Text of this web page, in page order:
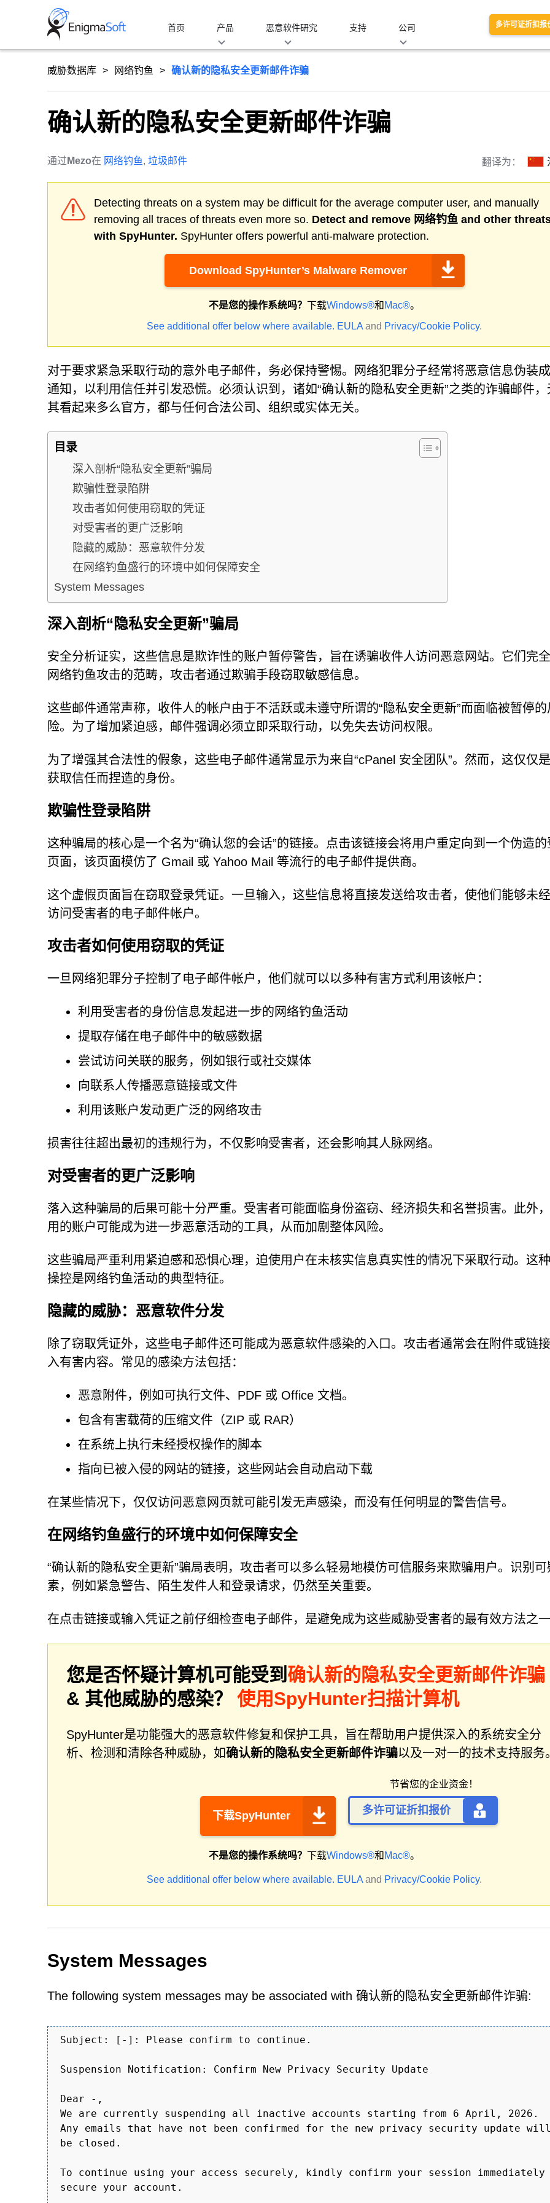
首页 产品 恶意软件研究 支持 公司 多许可证折扣报
威胁数据库 网络钓鱼 确认新的隐私安全更新邮件诈骗
确认新的隐私安全更新邮件诈骗
通过 Mezo在 网络钓鱼, 垃圾邮件 翻译为：
Detecting threats on a system may be difficult for the average computer user, and manually
removing all traces of threats even more so. Detect and remove 网络钓鱼 and other
with SpyHunter. SpyHunter offers powerful anti-malware protection.
Download SpyHunter’s Malware Remover
不是您的操作系统吗？ 下载Windows®和 Mac®。
See additional offer below where available. EULA and Privacy/Cookie Policy.
对于要求紧急采取行动的意外电子邮件，务必保持警惕。网络犯罪分子经常将恶意信息伪装
通知，以利用信任并引发恐慌。必须认识到，诸如“确认新的隐私安全更新”之类的诈骗邮件，
其看起来多么官方，都与任何合法公司、组织或实体无关。
目录
深入剖析“隐私安全更新”骗局
欺骗性登录陷阱
攻击者如何使用窃取的凭证
对受害者的更广泛影响
隐藏的威胁：恶意软件分发
在网络钓鱼盛行的环境中如何保障安全
System Messages
深入剖析“隐私安全更新”骗局
安全分析证实，这些信息是欺诈性的账户暂停警告，旨在诱骗收件人访问恶意网站。它们完
网络钓鱼攻击的范畴，攻击者通过欺骗手段窃取敏感信息。
这些邮件通常声称，收件人的帐户由于不活跃或未遵守所谓的“隐私安全更新”而面临被暂停的
险。为了增加紧迫感，邮件强调必须立即采取行动，以免失去访问权限。
为了增强其合法性的假象，这些电子邮件通常显示为来自“cPanel 安全团队”。然而，这仅仅
获取信任而捏造的身份。
欺骗性登录陷阱
这种骗局的核心是一个名为“确认您的会话”的链接。点击该链接会将用户重定向到一个伪造的
页面，该页面模仿了 Gmail 或 Yahoo Mail 等流行的电子邮件提供商。
这个虚假页面旨在窃取登录凭证。一旦输入，这些信息将直接发送给攻击者，使他们能够未
访问受害者的电子邮件帐户。
攻击者如何使用窃取的凭证
一旦网络犯罪分子控制了电子邮件帐户，他们就可以以多种有害方式利用该帐户：
利用受害者的身份信息发起进一步的网络钓鱼活动
提取存储在电子邮件中的敏感数据
尝试访问关联的服务，例如银行或社交媒体
向联系人传播恶意链接或文件
利用该账户发动更广泛的网络攻击
损害往往超出最初的违规行为，不仅影响受害者，还会影响其人脉网络。
对受害者的更广泛影响
落入这种骗局的后果可能十分严重。受害者可能面临身份盗窃、经济损失和名誉损害。此外
用的账户可能成为进一步恶意活动的工具，从而加剧整体风险。
这些骗局严重利用紧迫感和恐惧心理，迫使用户在未核实信息真实性的情况下采取行动。这
操控是网络钓鱼活动的典型特征。
隐藏的威胁：恶意软件分发
除了窃取凭证外，这些电子邮件还可能成为恶意软件感染的入口。攻击者通常会在附件或链
入有害内容。常见的感染方法包括：
恶意附件，例如可执行文件、PDF 或 Office 文档。
包含有害载荷的压缩文件（ZIP 或 RAR）
在系统上执行未经授权操作的脚本
指向已被入侵的网站的链接，这些网站会自动启动下载
在某些情况下，仅仅访问恶意网页就可能引发无声感染，而没有任何明显的警告信号。
在网络钓鱼盛行的环境中如何保障安全
“确认新的隐私安全更新”骗局表明，攻击者可以多么轻易地模仿可信服务来欺骗用户。识别可
素，例如紧急警告、陌生发件人和登录请求，仍然至关重要。
在点击链接或输入凭证之前仔细检查电子邮件，是避免成为这些威胁受害者的最有效方法之一
您是否怀疑计算机可能受到确认新的隐私安全更新邮件诈骗
& 其他威胁的感染？ 使用SpyHunter扫描计算机
SpyHunter是功能强大的恶意软件修复和保护工具，旨在帮助用户提供深入的系统安全分
析、检测和清除各种威胁，如确认新的隐私安全更新邮件诈骗以及一对一的技术支持服务。
下载SpyHunter
节省您的企业资金！
多许可证折扣报价
不是您的操作系统吗？ 下载Windows®和 Mac®。
See additional offer below where available. EULA and Privacy/Cookie Policy.
System Messages
The following system messages may be associated with 确认新的隐私安全更新邮件诈骗:
Subject: [-]: Please confirm to continue.
Suspension Notification: Confirm New Privacy Security Update
Dear -,
We are currently suspending all inactive accounts starting from 6 April, 2026.
Any emails that have not been confirmed for the new privacy security update will
be closed.
To continue using your access securely, kindly confirm your session immediately
secure your account.